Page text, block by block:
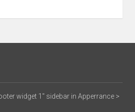
widget 1" sidebar in Apperrance >